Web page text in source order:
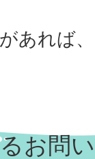
あれば
お問